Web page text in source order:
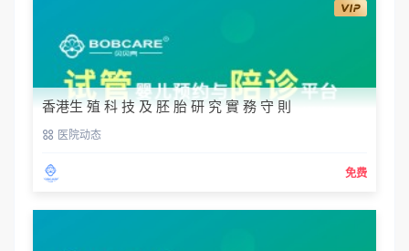
香港生 殖 科 技 及 胚 胎 研 究 實 務 守 則
医院动态
免费